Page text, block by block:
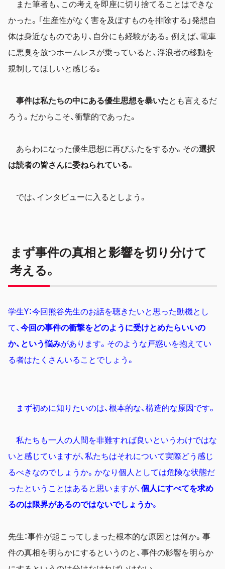
また筆者も、この考えを即座に切り捨てることはできな
かった。「生産性がなく害を及ぼすものを排除する」発想自
体は身近なものであり、自分にも経験がある。例えば、電車
に悪臭を放つホームレスが乗っていると、浮浪者の移動を
規制してほしいと感じる。
事件は私たちの中にある優生思想を暴いたとも言えるだ
ろう。だからこそ、衝撃的であった。
あらわになった優生思想に再びふたをするか。その選択
は読者の皆さんに委ねられている。
では、インタビューに入るとしよう。
まず事件の真相と影響を切り分けて
考える。
学生Y：今回熊谷先生のお話を聴きたいと思った動機とし
て、今回の事件の衝撃をどのように受けとめたらいいの
か、という悩みがあります。そのような戸惑いを抱えてい
る者はたくさんいることでしょう。
まず初めに知りたいのは、根本的な、構造的な原因です。
私たちも一人の人間を非難すれば良いというわけではな
いと感じていますが、私たちはそれについて実際どう感じ
るべきなのでしょうか。かなり個人としては危険な状態だ
ったということはあると思いますが、個人にすべてを求め
るのは限界があるのではないでしょうか。
先生：事件が起こってしまった根本的な原因とは何か。事
件の真相を明らかにするというのと、事件の影響を明らか